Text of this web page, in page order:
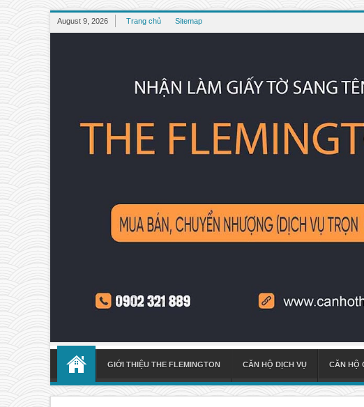
August 9, 2026 Trang chủ Sitemap
GIỚI THIỆU THE FLEMINGTON CĂN HỘ DỊCH VỤ CĂN HỘ